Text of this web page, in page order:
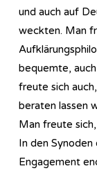
und auch auf
weckten. Man
bequemte,
freute sich
beraten lassen
Man freute
In den
Engagement